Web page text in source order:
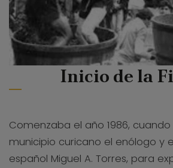
Inicio de la
Comenzaba el año 1986,
municipio curicano el enólogo y
español Miguel A. Torres, para